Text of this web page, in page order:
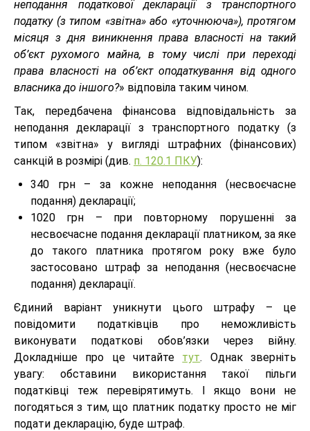
неподання податкової декларації з транспортного
податку (з типом «звітна» або «уточнююча»), протягом
місяця з дня виникнення права власності на такий
об’єкт рухомого майна, в тому числі при переході
права власності на об’єкт оподаткування від одного
власника до іншого?» відповіла таким чином.
Так, передбачена фінансова відповідальність за
неподання декларації з транспортного податку (з
типом «звітна» у вигляді штрафних (фінансових)
санкцій в розмірі (див. п. 120.1 ПКУ):
340 грн – за кожне неподання (несвоєчасне
подання) декларації;
1020 грн – при повторному порушенні за
несвоєчасне подання декларації платником, за яке
до такого платника протягом року вже було
застосовано штраф за неподання (несвоєчасне
подання) декларації.
Єдиний варіант уникнути цього штрафу – це
повідомити податківців про неможливість
виконувати податкові обов’язки через війну.
Докладніше про це читайте тут. Однак зверніть
увагу: обставини використання такої пільги
податківці теж перевірятимуть. І якщо вони не
погодяться з тим, що платник податку просто не міг
подати декларацію, буде штраф.